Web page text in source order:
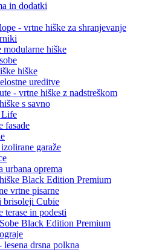
in dodatki
- vrtne hiške za shranjevanje
modularne hiške
hiške
ureditve
- vrtne hiške z nadstreškom
s savno
Life
fasade
garaže
urbana oprema
Black Edition Premium
vrtne pisarne
brisoleji Cubie
terase in podesti
Black Edition Premium
lesena drsna polkna